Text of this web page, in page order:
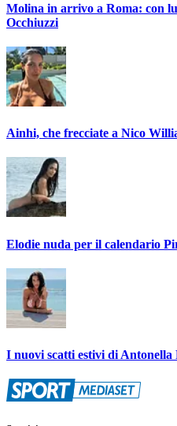
Molina in arrivo a Roma: con
Occhiuzzi
Ainhi, che frecciate a Nico
Elodie nuda per il calendario
I nuovi scatti estivi di Antonella